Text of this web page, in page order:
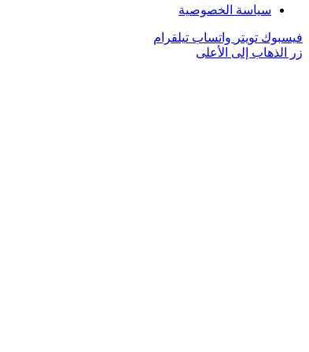
سياسة الخصوصية
فيسبوك تويتر واتساب تيلقرام
زر الذهاب إلى الأعلى